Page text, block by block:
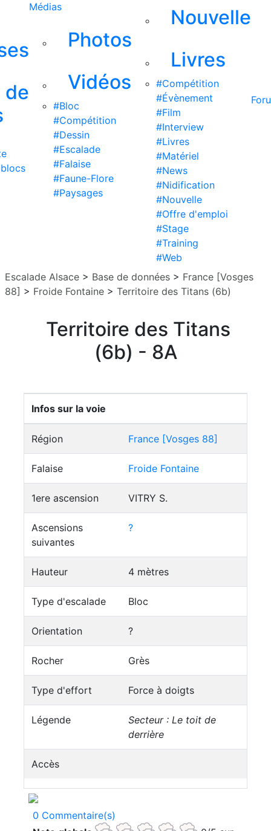
de
Médias
Photos
Vidéos
#Bloc
#Compétition
#Dessin
#Escalade
#Falaise
#Faune-Flore
#Paysages
Nouvelle
Livres
#Compétition
#Évènement
#Film
#Interview
#Livres
#Matériel
#News
#Nidification
#Nouvelle
#Offre d'emploi
#Stage
#Training
#Web
Escalade Alsace > Base de données > France [Vosges
88] > Froide Fontaine > Territoire des Titans (6b)
Territoire des Titans
(6b) - 8A
Infos sur la voie
Région France [Vosges 88]
Falaise Froide Fontaine
1ere ascension VITRY S.
Ascensions
suivantes
?
Hauteur 4 mètres
Type d'escalade Bloc
Orientation ?
Rocher Grès
Type d'effort Force à doigts
Légende
Secteur : Le toit de
derrière
Accès
0 Commentaire(s)